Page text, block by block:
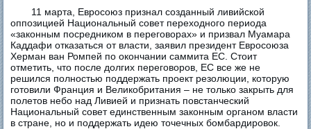
11 марта, Евросоюз признал созданный ливийской
оппозицией Национальный совет переходного периода
«законным посредником в переговорах» и призвал Муамара
Каддафи отказаться от власти, заявил президент Евросоюза
Херман ван Ромпей по окончании саммита ЕС. Стоит
отметить, что после долгих переговоров, ЕС все же не
решился полностью поддержать проект резолюции, которую
готовили Франция и Великобритания – не только закрыть для
полетов небо над Ливией и признать повстанческий
Национальный совет единственным законным органом власти
в стране, но и поддержать идею точечных бомбардировок.